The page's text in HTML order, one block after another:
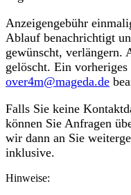
Anzeigengebühr
Ablauf benachrichtigt
gewünscht, verlängern.
gelöscht. Ein
over4m@mageda.de
Falls Sie keine
können Sie Anfragen
wir dann an Sie
inklusive.
Hinweise: